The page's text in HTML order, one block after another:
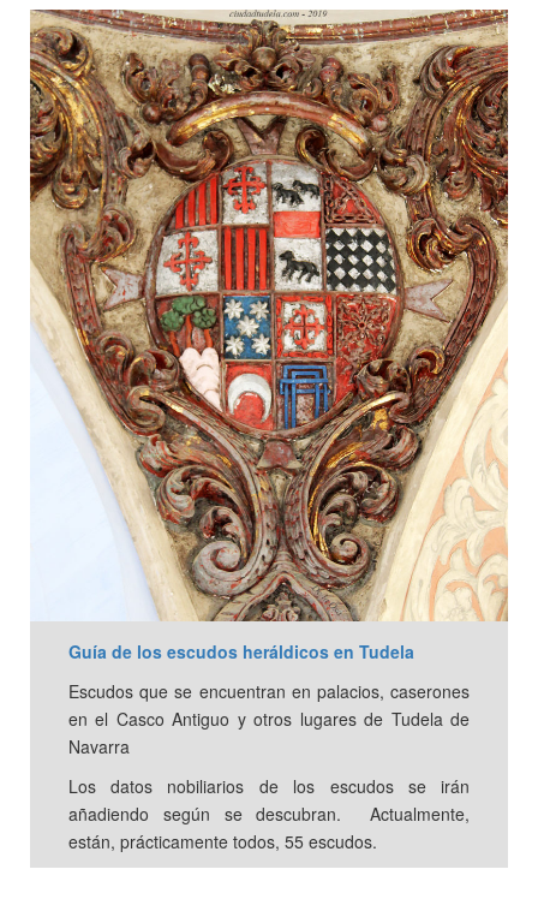
Guía de los escudos heráldicos en Tudela
Escudos que se encuentran en palacios, caserones
en el Casco Antiguo y otros lugares de Tudela de
Navarra
Los datos nobiliarios de los escudos se irán
añadiendo según se descubran. Actualmente,
están, prácticamente todos, 55 escudos.